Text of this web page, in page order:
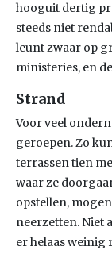
hooguit dertig
steeds niet
leunt zwaar op
ministeries, en
Strand
Voor veel
geroepen. Zo
terrassen tien
waar ze
opstellen,
neerzetten. Niet
er helaas weinig